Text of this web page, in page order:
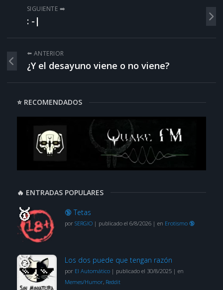
SIGUIENTE ➡️
: -|
⬅️ ANTERIOR
¿Y el desayuno viene o no viene?
⭐ RECOMENDADOS
🔥 ENTRADAS POPULARES
🔞 Tetas
por SERGIO| publicado el 6/8/2026| en Erotismo 🔞
Los dos puede que tengan razón
por El Automático| publicado el 30/8/2025| en
Memes/Humor, Reddit